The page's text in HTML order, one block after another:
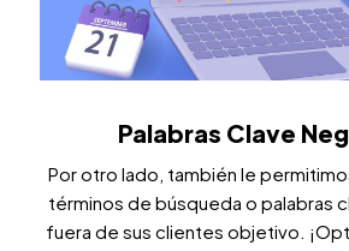
Palabras Clave
Por otro lado, también le
términos de búsqueda o palabras
fuera de sus clientes objetivo.